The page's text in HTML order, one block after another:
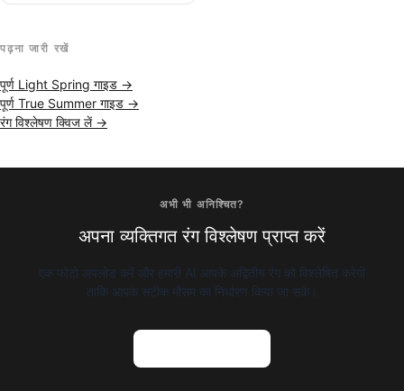
पढ़ना जारी रखें
पूर्ण Light Spring गाइड →
पूर्ण True Summer गाइड →
रंग विश्लेषण क्विज लें →
अभी भी अनिश्चित?
अपना व्यक्तिगत रंग विश्लेषण प्राप्त करें
एक फोटो अपलोड करें और हमारी AI आपके अद्वितीय रंग को विश्लेषित करेगी
ताकि आपके सटीक मौसम का निर्धारण किया जा सके।